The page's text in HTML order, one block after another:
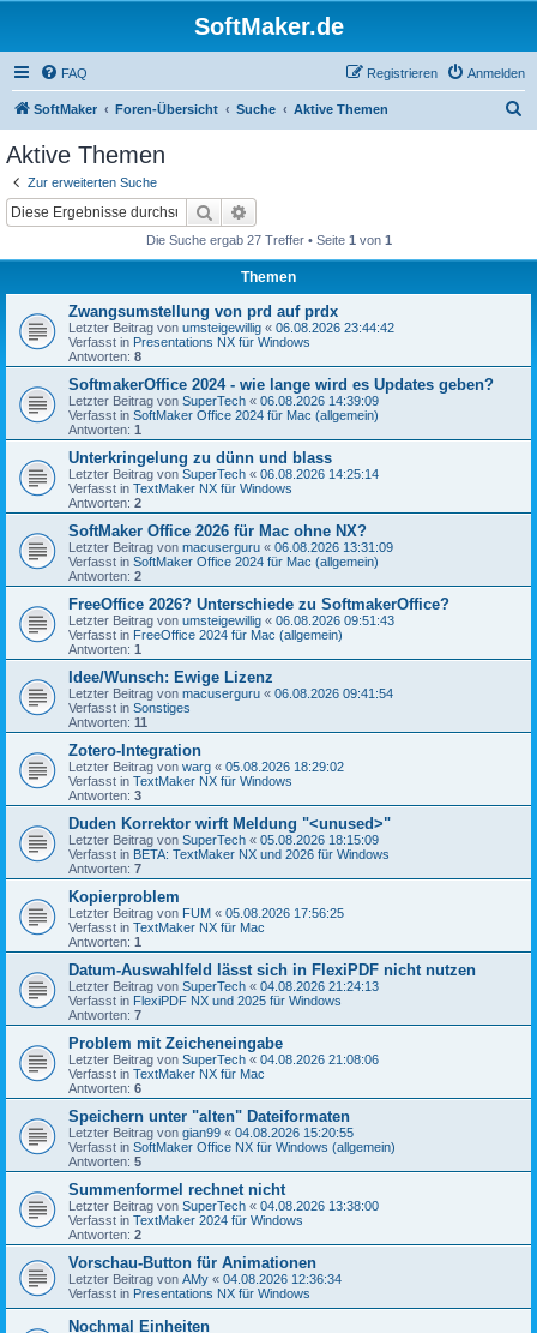
SoftMaker.de
FAQ Anmelden
Registrieren
SoftMaker Foren-Übersicht Suche Aktive Themen
Aktive Themen
Zur erweiterten Suche
Suche
Die Suche ergab 27 Treffer • Seite 1 von 1
Themen
Zwangsumstellung von prd auf prdx
Letzter Beitrag von umsteigewillig « 06.08.2026 23:44:42
Verfasst in Presentations NX für Windows
Antworten: 8
SoftmakerOffice 2024 - wie lange wird es Updates geben?
Letzter Beitrag von SuperTech « 06.08.2026 14:39:09
Verfasst in SoftMaker Office 2024 für Mac (allgemein)
Antworten: 1
Unterkringelung zu dünn und blass
Letzter Beitrag von SuperTech « 06.08.2026 14:25:14
Verfasst in TextMaker NX für Windows
Antworten: 2
SoftMaker Office 2026 für Mac ohne NX?
Letzter Beitrag von macuserguru « 06.08.2026 13:31:09
Verfasst in SoftMaker Office 2024 für Mac (allgemein)
Antworten: 2
FreeOffice 2026? Unterschiede zu SoftmakerOffice?
Letzter Beitrag von umsteigewillig « 06.08.2026 09:51:43
Verfasst in FreeOffice 2024 für Mac (allgemein)
Antworten: 1
Idee/Wunsch: Ewige Lizenz
Letzter Beitrag von macuserguru « 06.08.2026 09:41:54
Verfasst in Sonstiges
Antworten: 11
Zotero-Integration
Letzter Beitrag von warg « 05.08.2026 18:29:02
Verfasst in TextMaker NX für Windows
Antworten: 3
Duden Korrektor wirft Meldung "<unused>"
Letzter Beitrag von SuperTech « 05.08.2026 18:15:09
Verfasst in BETA: TextMaker NX und 2026 für Windows
Antworten: 7
Kopierproblem
Letzter Beitrag von FUM « 05.08.2026 17:56:25
Verfasst in TextMaker NX für Mac
Antworten: 1
Datum-Auswahlfeld lässt sich in FlexiPDF nicht nutzen
Letzter Beitrag von SuperTech « 04.08.2026 21:24:13
Verfasst in FlexiPDF NX und 2025 für Windows
Antworten: 7
Problem mit Zeicheneingabe
Letzter Beitrag von SuperTech « 04.08.2026 21:08:06
Verfasst in TextMaker NX für Mac
Antworten: 6
Speichern unter "alten" Dateiformaten
Letzter Beitrag von gian99 « 04.08.2026 15:20:55
Verfasst in SoftMaker Office NX für Windows (allgemein)
Antworten: 5
Summenformel rechnet nicht
Letzter Beitrag von SuperTech « 04.08.2026 13:38:00
Verfasst in TextMaker 2024 für Windows
Antworten: 2
Vorschau-Button für Animationen
Letzter Beitrag von AMy « 04.08.2026 12:36:34
Verfasst in Presentations NX für Windows
Nochmal Einheiten